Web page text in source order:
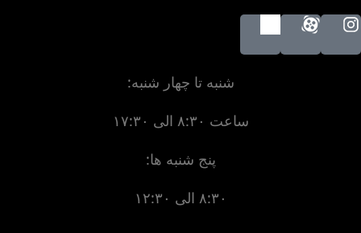
شنبه تا چهار شنبه:
ساعت ۸:۳۰ الی ۱۷:۳۰
پنج شنبه ها:
۸:۳۰ الی ۱۲:۳۰